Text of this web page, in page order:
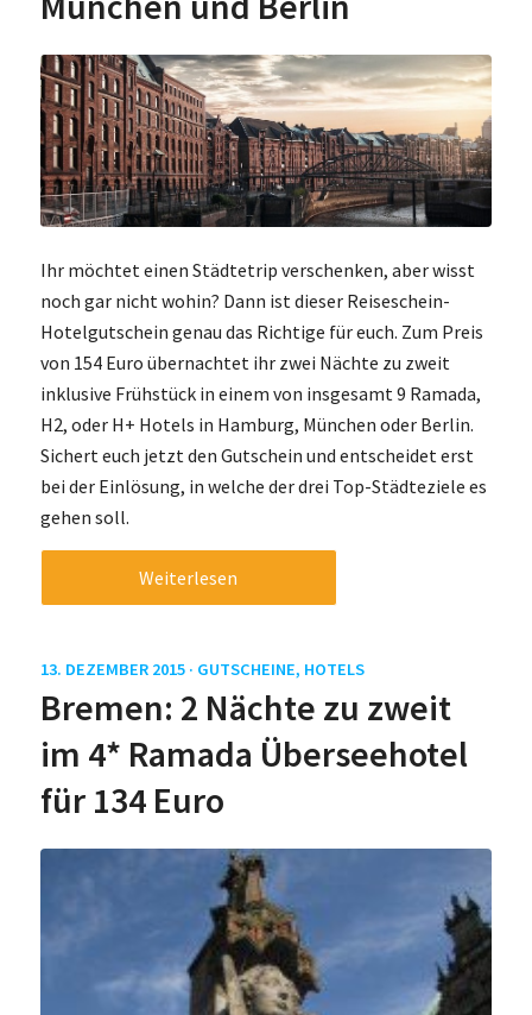
Ihr möchtet einen Städtetrip verschenken, aber wisst
noch gar nicht wohin? Dann ist dieser Reiseschein-
Hotelgutschein genau das Richtige für euch. Zum Preis
von 154 Euro übernachtet ihr zwei Nächte zu zweit
inklusive Frühstück in einem von insgesamt 9 Ramada,
H2, oder H+ Hotels in Hamburg, München oder Berlin.
Sichert euch jetzt den Gutschein und entscheidet erst
bei der Einlösung, in welche der drei Top-Städteziele es
gehen soll.
Weiterlesen
13. DEZEMBER 2015 · GUTSCHEINE, HOTELS
Bremen: 2 Nächte zu zweit
im 4* Ramada Überseehotel
für 134 Euro